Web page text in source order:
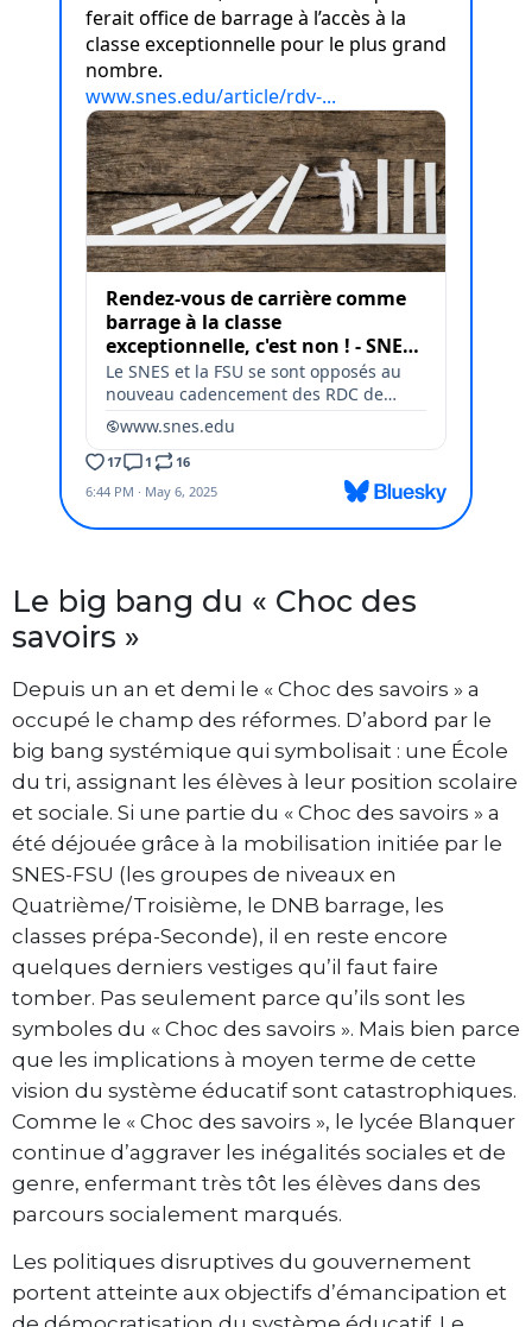
Le big bang du « Choc des
savoirs »
Depuis un an et demi le « Choc des savoirs » a
occupé le champ des réformes. D’abord par le
big bang systémique qui symbolisait : une École
du tri, assignant les élèves à leur position scolaire
et sociale. Si une partie du « Choc des savoirs » a
été déjouée grâce à la mobilisation initiée par le
SNES-FSU (les groupes de niveaux en
Quatrième/Troisième, le DNB barrage, les
classes prépa-Seconde), il en reste encore
quelques derniers vestiges qu’il faut faire
tomber. Pas seulement parce qu’ils sont les
symboles du « Choc des savoirs ». Mais bien parce
que les implications à moyen terme de cette
vision du système éducatif sont catastrophiques.
Comme le « Choc des savoirs », le lycée Blanquer
continue d’aggraver les inégalités sociales et de
genre, enfermant très tôt les élèves dans des
parcours socialement marqués.
Les politiques disruptives du gouvernement
portent atteinte aux objectifs d’émancipation et